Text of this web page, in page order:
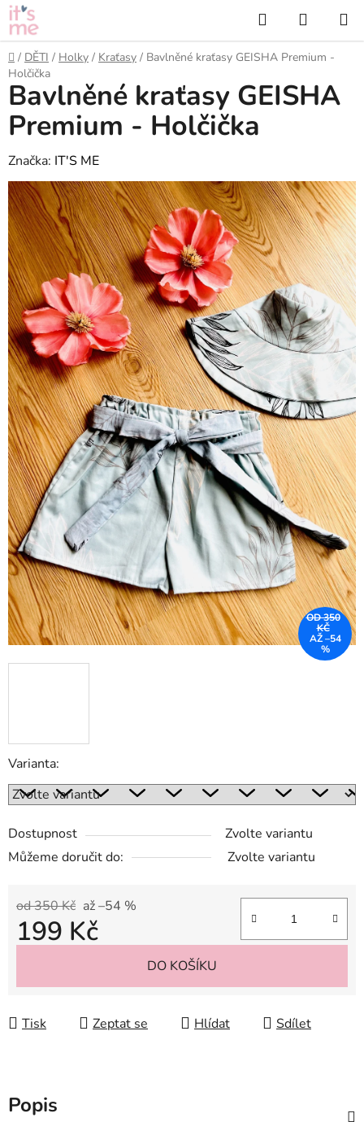
Přejít
na
obsah
Hledat
KOŠÍK
Domů
/ DĚTI / Holky / Kraťasy / Bavlněné kraťasy GEISHA Premium -
Holčička
Varianta:
Dostupnost
Zvolte variantu
Můžeme doručit do:
Zvolte variantu
od 350 Kč až –54 %
199 Kč
DO KOŠÍKU
Tisk Zeptat se Hlídat Sdílet
Bavlněné kraťasy GEISHA
Premium - Holčička
Značka: IT'S ME
OD 350
KČ
AŽ –54
%
Popis